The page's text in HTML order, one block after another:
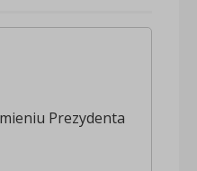
Prezydenta